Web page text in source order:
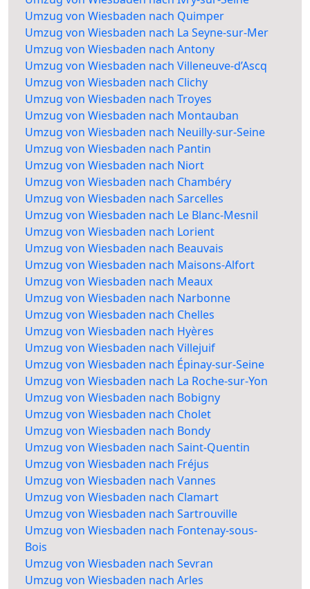
Umzug von Wiesbaden nach Quimper
Umzug von Wiesbaden nach La Seyne-sur-Mer
Umzug von Wiesbaden nach Antony
Umzug von Wiesbaden nach Villeneuve-d’Ascq
Umzug von Wiesbaden nach Clichy
Umzug von Wiesbaden nach Troyes
Umzug von Wiesbaden nach Montauban
Umzug von Wiesbaden nach Neuilly-sur-Seine
Umzug von Wiesbaden nach Pantin
Umzug von Wiesbaden nach Niort
Umzug von Wiesbaden nach Chambéry
Umzug von Wiesbaden nach Sarcelles
Umzug von Wiesbaden nach Le Blanc-Mesnil
Umzug von Wiesbaden nach Lorient
Umzug von Wiesbaden nach Beauvais
Umzug von Wiesbaden nach Maisons-Alfort
Umzug von Wiesbaden nach Meaux
Umzug von Wiesbaden nach Narbonne
Umzug von Wiesbaden nach Chelles
Umzug von Wiesbaden nach Hyères
Umzug von Wiesbaden nach Villejuif
Umzug von Wiesbaden nach Épinay-sur-Seine
Umzug von Wiesbaden nach La Roche-sur-Yon
Umzug von Wiesbaden nach Bobigny
Umzug von Wiesbaden nach Cholet
Umzug von Wiesbaden nach Bondy
Umzug von Wiesbaden nach Saint-Quentin
Umzug von Wiesbaden nach Fréjus
Umzug von Wiesbaden nach Vannes
Umzug von Wiesbaden nach Clamart
Umzug von Wiesbaden nach Sartrouville
Umzug von Wiesbaden nach Fontenay-sous-
Bois
Umzug von Wiesbaden nach Sevran
Umzug von Wiesbaden nach Arles